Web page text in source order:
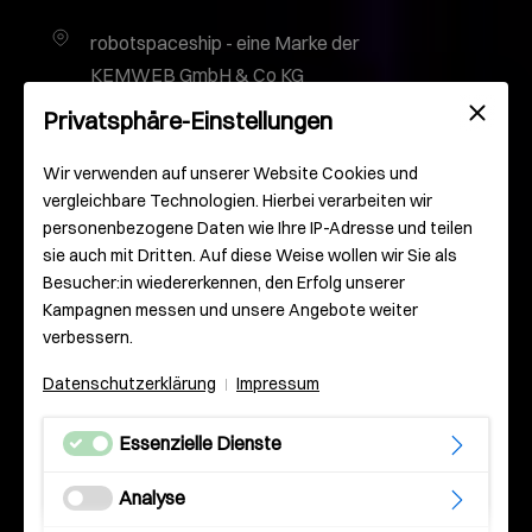
robotspaceship - eine Marke der
KEMWEB GmbH & Co KG
Gutenbergplatz 2
55116 Mainz
Deutschland
info@robotspaceship.com
0 61 31 – 93 000 – 0
Impressum
Privatsphäre-Einstellungen
Wir verwenden auf unserer Website Cookies und
vergleichbare Technologien. Hierbei verarbeiten wir
personenbezogene Daten wie Ihre IP-Adresse und teilen
sie auch mit Dritten. Auf diese Weise wollen wir Sie als
Besucher:in wiedererkennen, den Erfolg unserer
Kampagnen messen und unsere Angebote weiter
verbessern.
Datenschutzerklärung | Impressum
Essenzielle Dienste
Analyse